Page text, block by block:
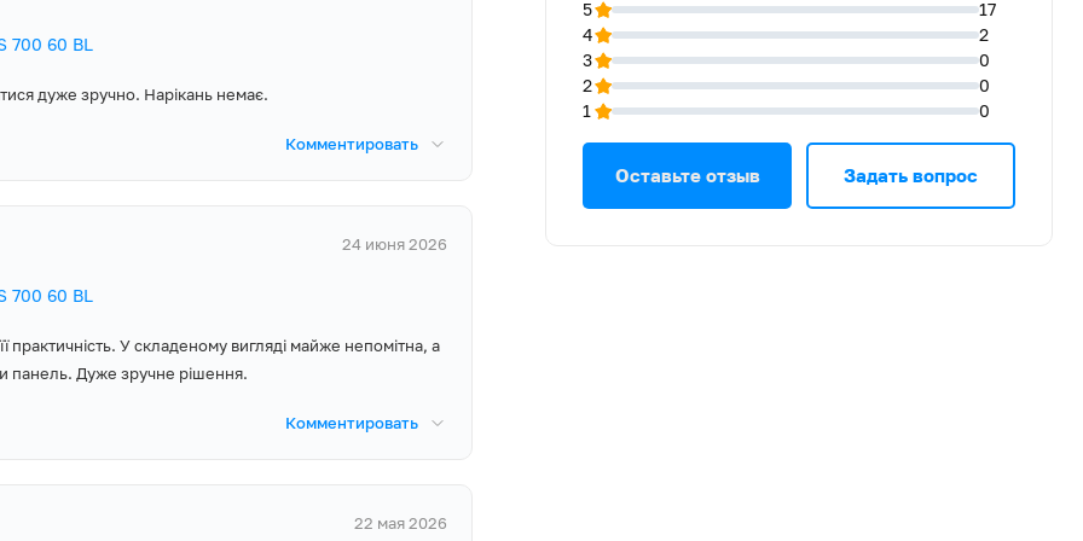
патрубка
хід панелі.
достатньо
і доступну
700 60 BL
дуже зручно. Нарікань немає.
Комментировать
24 июня 2026
700 60 BL
практичність. У складеному вигляді майже непомітна, а
панель. Дуже зручне рішення.
Комментировать
22 мая 2026
5
17
4
2
3
0
2
0
1
0
Оставьте отзыв Задать вопрос